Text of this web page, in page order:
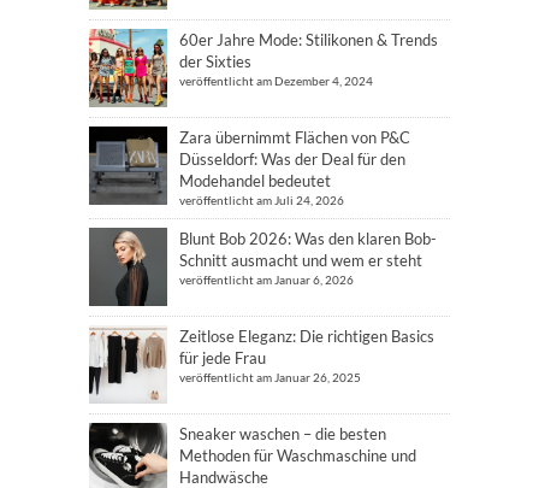
60er Jahre Mode: Stilikonen & Trends
der Sixties
veröffentlicht am Dezember 4, 2024
Zara übernimmt Flächen von P&C
Düsseldorf: Was der Deal für den
Modehandel bedeutet
veröffentlicht am Juli 24, 2026
Blunt Bob 2026: Was den klaren Bob-
Schnitt ausmacht und wem er steht
veröffentlicht am Januar 6, 2026
Zeitlose Eleganz: Die richtigen Basics
für jede Frau
veröffentlicht am Januar 26, 2025
Sneaker waschen – die besten
Methoden für Waschmaschine und
Handwäsche